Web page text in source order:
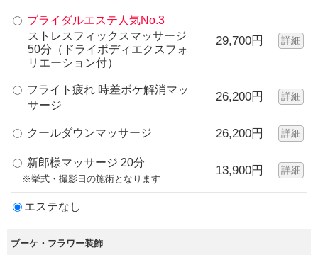
ブライダルエステ人気No.3
ストレスフィックスマッサージ
50分（ドライボディエクスフォ
リエーション付）
29,700円 詳細
フライト疲れ 時差ボケ解消マッ
サージ
26,200円 詳細
クールダウンマッサージ 26,200円 詳細
新郎様マッサージ 20分
※挙式・撮影日の施術となります
13,900円 詳細
エステなし
ブーケ・フラワー装飾